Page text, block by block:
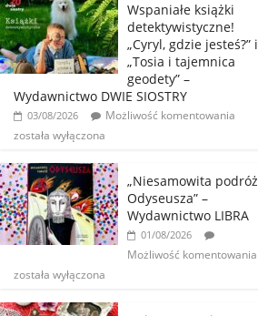
Wspaniałe książki
detektywistyczne!
„Cyryl, gdzie jesteś?” i
„Tosia i tajemnica
geodety” –
Wydawnictwo DWIE SIOSTRY
03/08/2026
Możliwość komentowania
została wyłączona
„Niesamowita podróż
Odyseusza” –
Wydawnictwo LIBRA
01/08/2026
Możliwość komentowania
została wyłączona